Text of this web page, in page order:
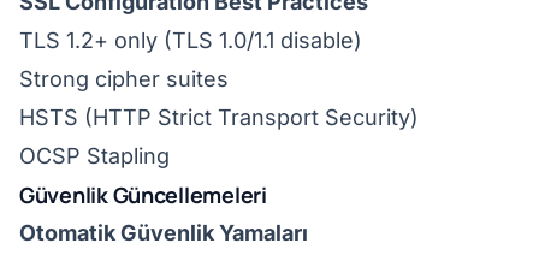
TLS 1.2+ only (TLS 1.0/1.1 disable)
Strong cipher suites
HSTS (HTTP Strict Transport Security)
OCSP Stapling
Güvenlik Güncellemeleri
Otomatik Güvenlik Yamaları